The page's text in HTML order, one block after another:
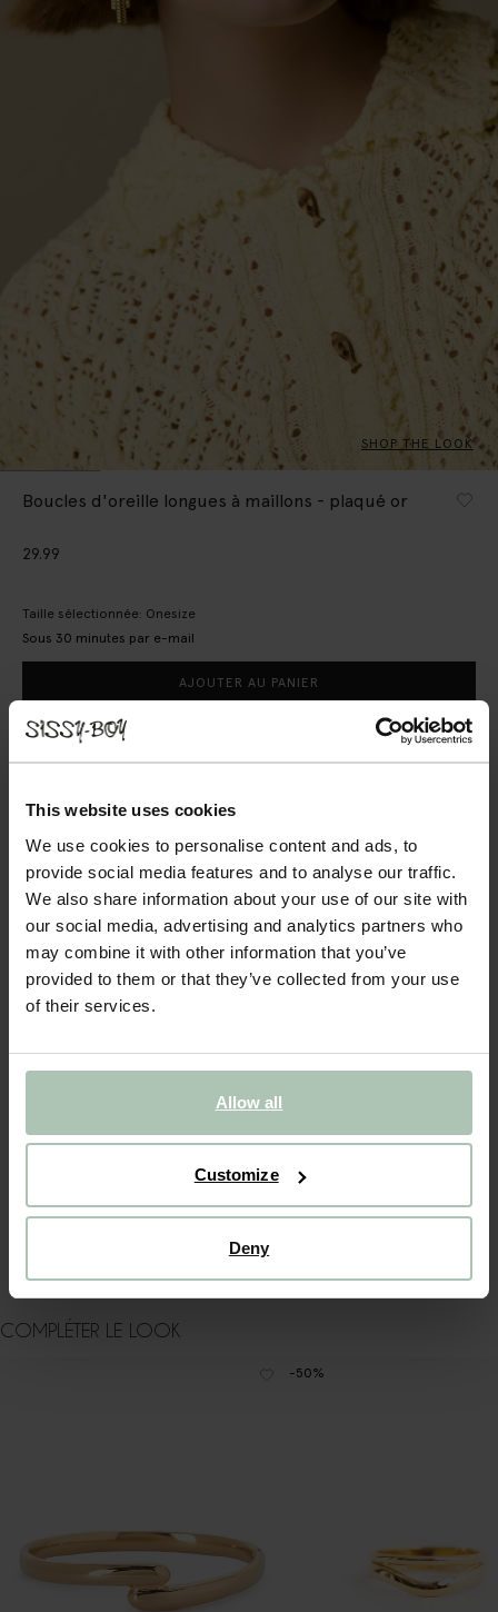
This website uses cookies
We use cookies to personalise content and ads, to
provide social media features and to analyse our traffic.
We also share information about your use of our site with
our social media, advertising and analytics partners who
may combine it with other information that you’ve
provided to them or that they’ve collected from your use
of their services.
Allow all
Customize
Deny
SHOP THE LOOK
Boucles d'oreille longues à maillons - plaqué or
29.99
Taille sélectionnée: Onesize
Sous 30 minutes par e-mail
AJOUTER AU PANIER
Payer après coup
Livraison rapide
Boucles d'oreille longues à maillons plaqué or de Sissy-Boy.
Une touche finale festive à chacune de vos tenues ! Les
boucles d'oreille sont en acier inoxydable. Entretien bijoux
Sissy-Boy : Évitez tout contact avec des produits
de corps, crème solaire, gel désinfectant pour les mains et
déodorant). Ne portez pas les bijoux sous la douche, dans
le bain ou lorsque vous vous baignez. Le chlore, en
particulier, peut endommager ou décolorer de façon
permanente les bijoux.
COMPLÉTER LE LOOK
-50%